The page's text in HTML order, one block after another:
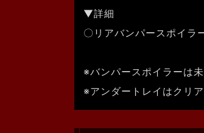
▼詳細
〇リアバンパースポイラ
※バンパースポイラーは
※アンダートレイはクリ